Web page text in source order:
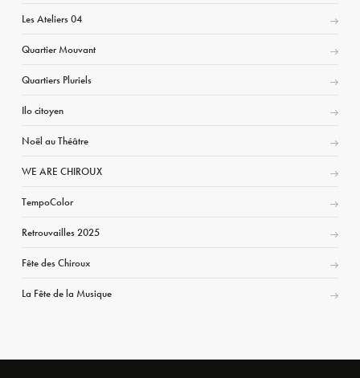
Les Ateliers 04
Quartier Mouvant
Quartiers Pluriels
Ilo citoyen
Noël au Théâtre
WE ARE CHIROUX
TempoColor
Retrouvailles 2025
Fête des Chiroux
La Fête de la Musique